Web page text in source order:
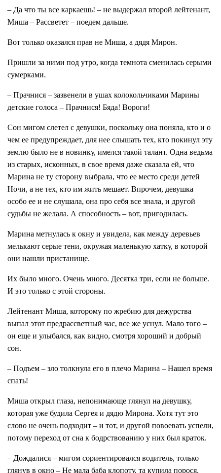
– Да что ты все каркаешь! – не выдержал второй лейтенант,
Миша – Рассветет – поедем дальше.
Вот только оказался прав не Миша, а дядя Мирон.
Пришли за ними под утро, когда темнота сменилась серыми
сумерками.
– Прачнися – зазвенели в ушах колокольчиками Марины
детские голоса – Прачнися! Бяда! Вороги!
Сон мигом слетел с девушки, поскольку она поняла, кто и о
чем ее предупреждает, для нее слышать тех, кто покинул эту
землю было не в новинку, имелся такой талант. Одна ведьма
из старых, исконных, в свое время даже сказала ей, что
Марина не ту сторону выбрала, что ее место среди детей
Ночи, а не тех, кто им жить мешает. Впрочем, девушка
особо ее и не слушала, она про себя все знала, и другой
судьбы не желала. А способность – вот, пригодилась.
Марина метнулась к окну и увидела, как между деревьев
мелькают серые тени, окружая маленькую хатку, в которой
они нашли пристанище.
Их было много. Очень много. Десятка три, если не больше.
И это только с этой стороны.
Лейтенант Миша, которому по жребию для дежурства
выпал этот предрассветный час, все же уснул. Мало того –
он еще и улыбался, как видно, смотря хороший и добрый
сон.
– Подъем – зло толкнула его в плечо Марина – Нашел время
спать!
Миша открыл глаза, непонимающе глянул на девушку,
которая уже будила Сергея и дядю Мирона. Хотя тут это
слово не очень подходит – и тот, и другой повоевать успели,
потому переход от сна к бодрствованию у них был краток.
– Дождалися – мигом сориентировался водитель, только
глянув в окно – Не мала баба клопоту, та купила порося.